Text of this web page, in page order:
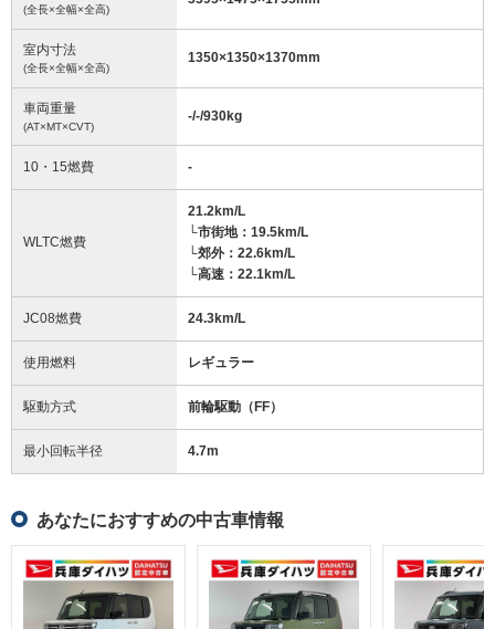
(全長×全幅×全高)
室内寸法
(全長×全幅×全高)
1350×1350×1370mm
車両重量
(AT×MT×CVT)
-/-/930kg
10・15燃費 -
WLTC燃費
21.2km/L
└市街地：19.5km/L
└郊外：22.6km/L
└高速：22.1km/L
JC08燃費 24.3km/L
使用燃料 レギュラー
駆動方式 前輪駆動（FF）
最小回転半径 4.7m
あなたにおすすめの中古車情報